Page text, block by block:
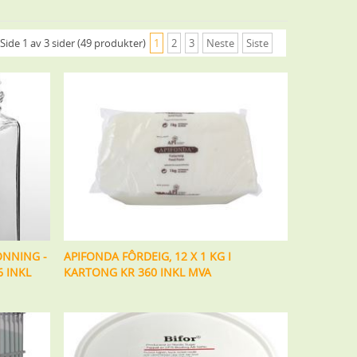
Side 1 av 3 sider (49 produkter) 1 2 3 Neste Siste
-
INKL
APIFONDA FÔRDEIG, 12 X 1 KG I
KARTONG KR 360 INKL MVA